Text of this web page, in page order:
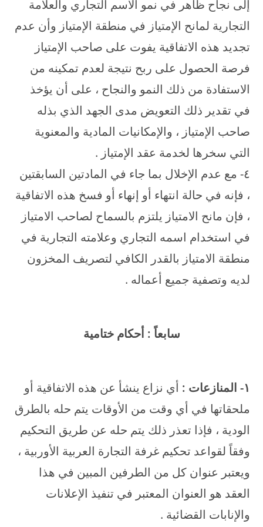
إلى نجاح ظاهر في نمو الاسم التجاري والعلامة
التجارية لمانح الإمتياز في منطقة الإمتياز وأن عدم
تجديد هذه الاتفاقية يفوت على صاحب الإمتياز
فرصة الحصول على ربح نتيجة لعدم تمكينه من
الاستفادة من ذلك النمو والنجاح ، على أن يؤخذ
في تقدير ذلك التعويض مدى الجهد الذي بذله
صاحب الإمتياز ، والإمكانيات المادية والمعنوية
التي سخرها لخدمة عقد الإمتياز .
٤- مع عدم الإخلال بما جاء في المادتين السابقتين
، فإنه في حالة انتهاء أو إنهاء أو فسخ هذه الاتفاقية
، فإن مانح الامتياز يلتزم بالسماح لصاحب الامتياز
في استخدام اسمه التجاري وعلامته التجارية في
منطقة الامتياز بالقدر الكافي لتصريف المخزون
لديه وتصفية جميع أعماله .
سابعاً : أحكام ختامية
۱- المنازعات :
أي نزاع ينشأ عن هذه الاتفاقية أو
ملحقاتها في أي وقت من الأوقات يتم حله بالطرق
الودية ، فإذا تعذر ذلك يتم حله عن طريق التحكيم
وفقاً لقواعد تحكيم غرفة التجارة العربية الأوربية ،
ويعتبر عنوان كل من الطرفين المبين في هذا
العقد هو العنوان المعتبر في تنفيذ الإعلانات
والإنابات القضائية .